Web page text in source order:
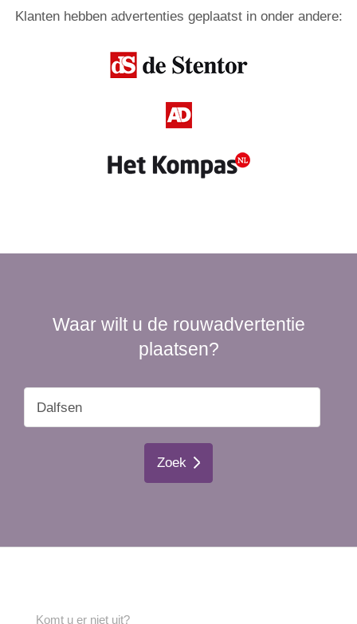
Klanten hebben advertenties geplaatst in onder andere:
Waar wilt u de rouwadvertentie
plaatsen?
Zoek
Komt u er niet uit?